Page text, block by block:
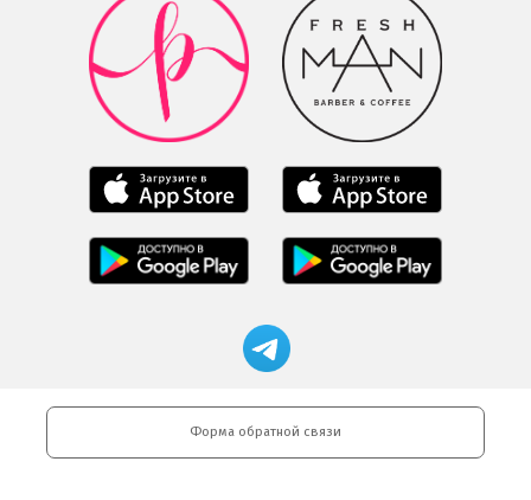
приложение
Салоны
Professional
загрузить
в
Google
Play
Мобильное
приложение
Professional
загрузить
Мобильное
приложение
загрузить
Play
приложение
FRESHMAN
в
Google
Play
Мобильное
приложение
загрузить
в
Мобильное
приложение
Магазин
профессиональной
Professional
и
Интернет-
Форма обратной связи